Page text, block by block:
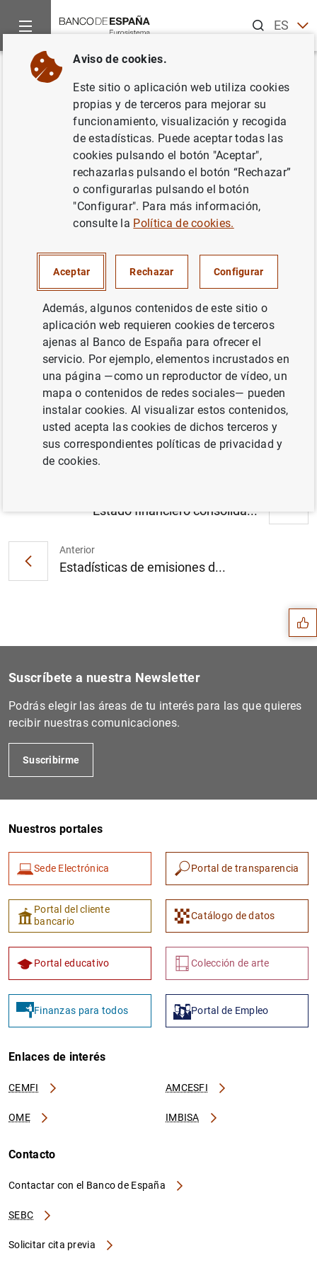
ESEN
Inicio Noticias y eventos
Volver
Balanza de pagos de la zona del
euro (evolución mensual en
octubre de 1999)
Balanza de pagos de la zona del euro
(evolución mensual en octubre de 1999).
Texto (20KB)
Balanza de pagos de la zona del euro
(evolución mensual en octubre de 1999).
Anterior
Estadísticas de emisiones d...
Estado financiero consolida...
Sugerencias
Suscríbete a nuestra Newsletter
Podrás elegir las áreas de tu interés para las que quieres
recibir nuestras comunicaciones.
Suscribirme
Nuestros portales
Sede Electrónica Portal de transparencia
Portal del cliente
bancario
Catálogo de datos
Portal educativo Colección de arte
Finanzas para todos Portal de Empleo
Enlaces de interés
CEMFI AMCESFI
OME IMBISA
Contacto
Contactar con el Banco de España
SEBC
Solicitar cita previa
Aviso de cookies.
Este sitio o aplicación web utiliza cookies
propias y de terceros para mejorar su
funcionamiento, visualización y recogida
de estadísticas. Puede aceptar todas las
cookies pulsando el botón "Aceptar",
rechazarlas pulsando el botón “Rechazar”
o configurarlas pulsando el botón
"Configurar". Para más información,
consulte la Política de cookies.
Aceptar Rechazar Configurar
Además, algunos contenidos de este sitio o
aplicación web requieren cookies de terceros
ajenas al Banco de España para ofrecer el
servicio. Por ejemplo, elementos incrustados en
una página —como un reproductor de vídeo, un
mapa o contenidos de redes sociales— pueden
instalar cookies. Al visualizar estos contenidos,
usted acepta las cookies de dichos terceros y
sus correspondientes políticas de privacidad y
de cookies.